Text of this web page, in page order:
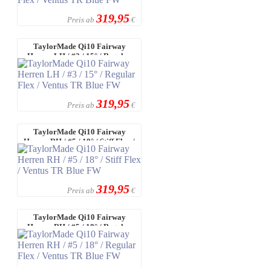
Preis ab 319,95 €
TaylorMade Qi10 Fairway
Herren LH / #3 / 15° / Regular
Flex / Ve ...
Preis ab 319,95 €
TaylorMade Qi10 Fairway
Herren RH / #5 / 18° / Stiff Flex /
Vent ...
Preis ab 319,95 €
TaylorMade Qi10 Fairway
Herren RH / #5 / 18° / Regular
Flex / Ve ...